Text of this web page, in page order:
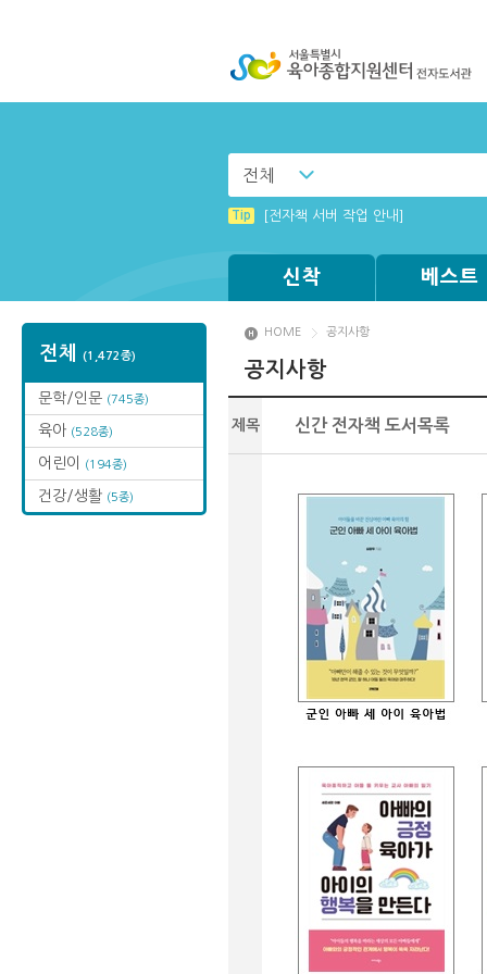
전체
Tip [전자책 서버 작업 안내]
신착 베스트
전체 (1,472종)
문학/인문 (745종)
육아 (528종)
어린이 (194종)
건강/생활 (5종)
HOME 공지사항
공지사항
제목 신간 전자책 도서목록